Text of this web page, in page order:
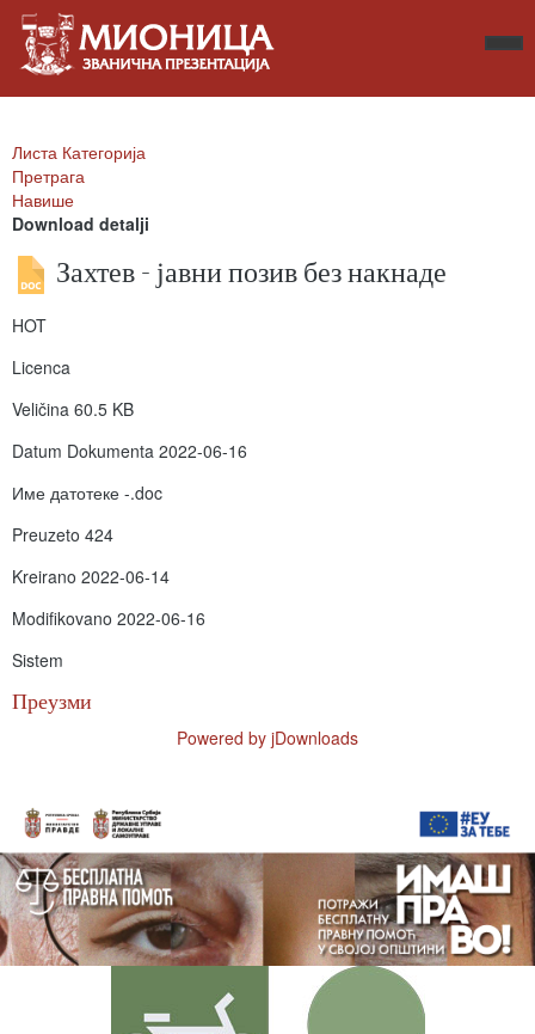
Листа Категорија
Претрага
Навише
Download detalji
Захтев - јавни позив без накнаде
HOT
Licenca
Veličina 60.5 KB
Datum Dokumenta 2022-06-16
Име датотеке -.doc
Preuzeto 424
Kreirano 2022-06-14
Modifikovano 2022-06-16
Sistem
Преузми
Powered by jDownloads